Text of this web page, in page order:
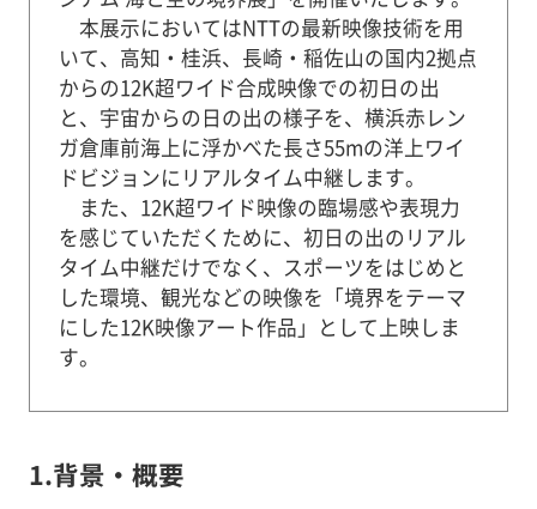
本展示においてはNTTの最新映像技術を用
いて、高知・桂浜、長崎・稲佐山の国内2拠点
からの12K超ワイド合成映像での初日の出
と、宇宙からの日の出の様子を、横浜赤レン
ガ倉庫前海上に浮かべた長さ55mの洋上ワイ
ドビジョンにリアルタイム中継します。
また、12K超ワイド映像の臨場感や表現力
を感じていただくために、初日の出のリアル
タイム中継だけでなく、スポーツをはじめと
した環境、観光などの映像を「境界をテーマ
にした12K映像アート作品」として上映しま
す。
1.背景・概要